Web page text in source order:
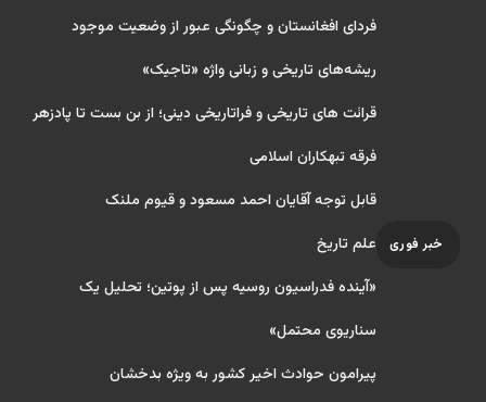
خبر فوری
فردای افغانستان و چگونگی عبور از وضعیت موجود
ریشه‌های تاریخی و زبانی واژه «تاجیک»
قرائت های تاریخی و فراتاریخی دینی؛ از بن بست تا پادزهر
فرقه تبهکاران اسلامی
قابل توجه آقایان احمد مسعود و قیوم ملنک
علم تاریخ
«آینده فدراسیون روسیه پس از پوتین؛ تحلیل یک
سناریوی محتمل»
پیرامون حوادث اخیر کشور به ویژه بدخشان